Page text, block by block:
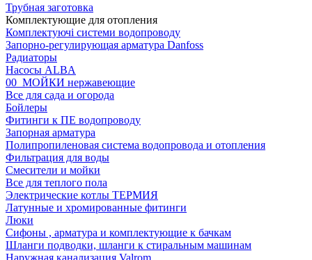
Трубная заготовка
Комплектующие для отопления
Комплектуючі системи водопроводу
Запорно-регулирующая арматура Danfoss
Радиаторы
Насосы ALBA
00_МОЙКИ нержавеющие
Все для сада и огорода
Бойлеры
Фитинги к ПЕ водопроводу
Запорная арматура
Полипропиленовая система водопровода и отопления
Фильтрация для воды
Смесители и мойки
Все для теплого пола
Электрические котлы ТЕРМИЯ
Латунные и хромированные фитинги
Люки
Сифоны , арматура и комплектующие к бачкам
Шланги подводки, шланги к стиральным машинам
Наружная канализация Valrom